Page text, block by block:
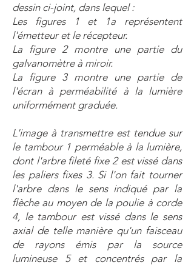
dessin ci-joint, dans lequel :
Les figures 1 et 1a représentent
l'émetteur et le récepteur.
La figure 2 montre une partie du
galvanomètre à miroir.
La figure 3 montre une partie de
l'écran à perméabilité à la lumière
uniformément graduée.
L'image à transmettre est tendue sur
le tambour 1 perméable à la lumière,
dont l'arbre fileté fixe 2 est vissé dans
les paliers fixes 3. Si l'on fait tourner
l'arbre dans le sens indiqué par la
flèche au moyen de la poulie à corde
4, le tambour est vissé dans le sens
axial de telle manière qu'un faisceau
de rayons émis par la source
lumineuse 5 et concentrés par la